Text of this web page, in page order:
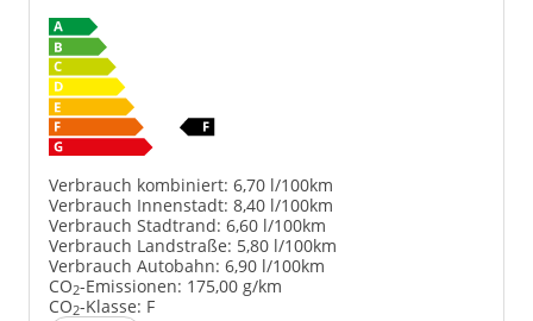
Verbrauch kombiniert: 6,70 l/100km
Verbrauch Innenstadt: 8,40 l/100km
Verbrauch Stadtrand: 6,60 l/100km
Verbrauch Landstraße: 5,80 l/100km
Verbrauch Autobahn: 6,90 l/100km
CO2-Emissionen: 175,00 g/km
CO2-Klasse: F